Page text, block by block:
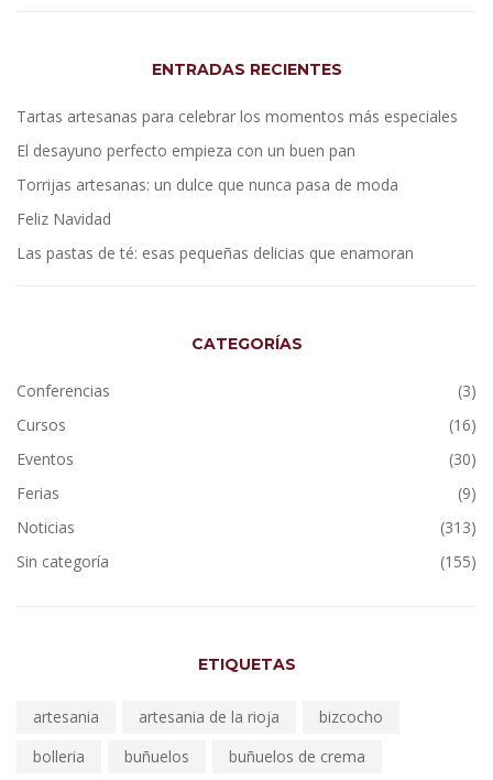
ENTRADAS RECIENTES
Tartas artesanas para celebrar los momentos más especiales
El desayuno perfecto empieza con un buen pan
Torrijas artesanas: un dulce que nunca pasa de moda
Feliz Navidad
Las pastas de té: esas pequeñas delicias que enamoran
CATEGORÍAS
Conferencias
(3)
Cursos
(16)
Eventos
(30)
Ferias
(9)
Noticias
(313)
Sin categoría
(155)
ETIQUETAS
artesania artesania de la rioja
bizcocho
bolleria
buñuelos
buñuelos de crema